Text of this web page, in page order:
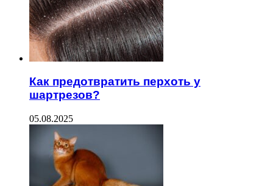
Как предотвратить перхоть у
шартрезов?
05.08.2025